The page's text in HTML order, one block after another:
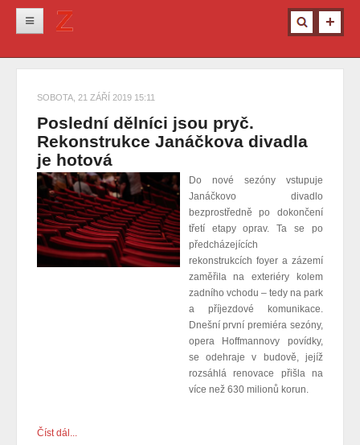
Kultura
Info z města
Pro ženy
Ostatní
SOBOTA, 21 ZÁŘÍ 2019 15:11
Poslední dělníci jsou pryč.
Rekonstrukce Janáčkova divadla
je hotová
Do nové sezóny vstupuje
Janáčkovo divadlo
bezprostředně po dokončení
třetí etapy oprav. Ta se po
předcházejících
rekonstrukcích foyer a zázemí
zaměřila na exteriéry kolem
zadního vchodu – tedy na park
a příjezdové komunikace.
Dnešní první premiéra sezóny,
opera Hoffmannovy povídky,
se odehraje v budově, jejíž
rozsáhlá renovace přišla na
více než 630 milionů korun.
Číst dál...